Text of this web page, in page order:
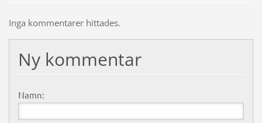
Inga kommentarer hittades.
Ny kommentar
Namn: